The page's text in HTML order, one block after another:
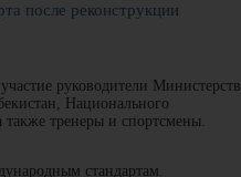
после реконструкции
руководители Министерств
Национального
тренеры и спортсмены.
стандартам.